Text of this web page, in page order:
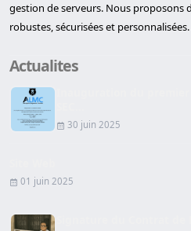
gestion de serveurs. Nous proposons
robustes, sécurisées et personnalisées.
Actualites
30 juin 2025
01 juin 2025